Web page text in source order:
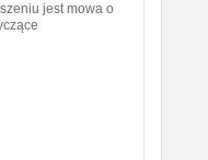
jest mowa o